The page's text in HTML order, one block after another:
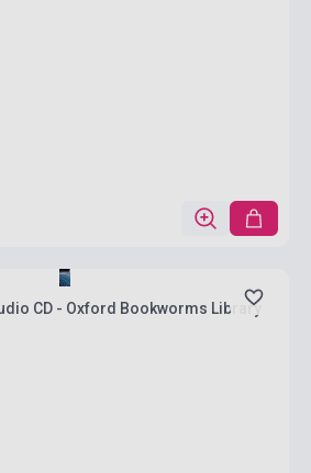
CD - Oxford Bookworms Library